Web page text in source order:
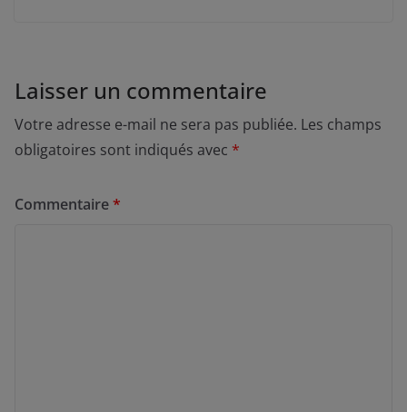
Laisser un commentaire
Votre adresse e-mail ne sera pas publiée. Les champs
obligatoires sont indiqués avec *
Commentaire*